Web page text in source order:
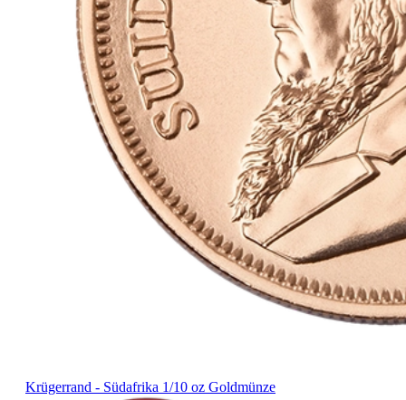
Krügerrand - Südafrika 1/10 oz Goldmünze